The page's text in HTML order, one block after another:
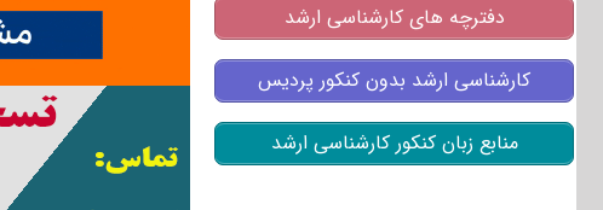
دفترچه های کارشناسی ارشد
کارشناسی ارشد بدون کنکور پردیس
منابع زبان کنکور کارشناسی ارشد